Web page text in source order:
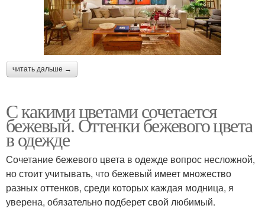
читать дальше →
С какими цветами сочетается
бежевый. Оттенки бежевого цвета
в одежде
Сочетание бежевого цвета в одежде вопрос несложной,
но стоит учитывать, что бежевый имеет множество
разных оттенков, среди которых каждая модница, я
уверена, обязательно подберет свой любимый.